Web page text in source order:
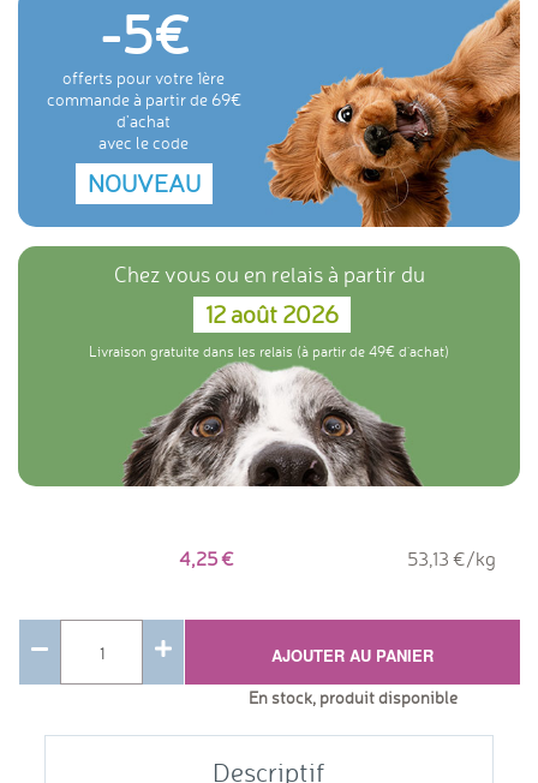
-5
offerts pour votre 1ère
commande à partir de 69
d'achat
avec le code
NOUVEAU
Chez vous ou en relais à partir du
12 août 2026
Livraison gratuite dans les relais (à partir de 49€ d'achat)
4,25 53,13 €/kg
AJOUTER AU PANIER
En stock, produit disponible
Descriptif